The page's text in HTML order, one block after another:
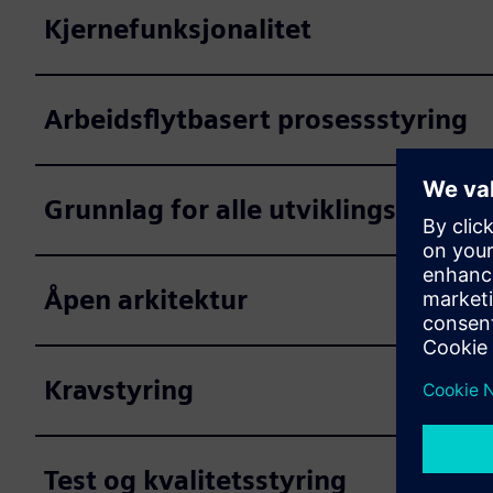
Kjernefunksjonalitet
Arbeidsflytbasert prosessstyring
Grunnlag for alle
Åpen arkitektur
Kravstyring
Test og kvalitetsstyring